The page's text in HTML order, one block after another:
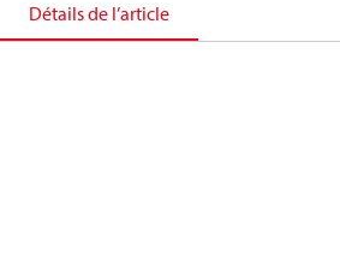
Détails de l’article